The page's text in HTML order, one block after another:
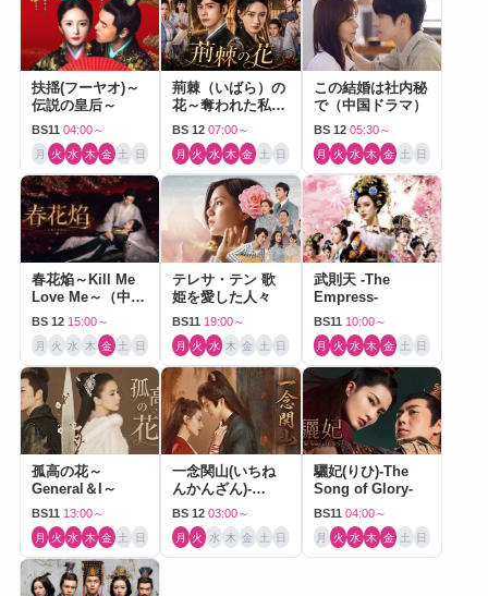
扶揺(フーヤオ)～
伝説の皇后～
BS11 04:00～
月 火 水 木 金 土 日
荊棘（いばら）の
花～奪われた私～
（中国ドラマ）
BS 12 07:00～
月 火 水 木 金 土 日
この結婚は社内秘
で（中国ドラマ）
BS 12 05:30～
月 火 水 木 金 土 日
春花焔～Kill Me
Love Me～（中国
ドラマ）
BS 12 15:00～
月 火 水 木 金 土 日
テレサ・テン 歌
姫を愛した人々
BS11 19:00～
月 火 水 木 金 土 日
武則天 -The
Empress-
BS11 10:00～
月 火 水 木 金 土 日
孤高の花～
General＆I～
BS11 13:00～
月 火 水 木 金 土 日
一念関山(いちね
んかんざん)-
Journey to Love-
BS 12 03:00～
月 火 水 木 金 土 日
驪妃(りひ)-The
Song of Glory-
BS11 04:00～
月 火 水 木 金 土 日